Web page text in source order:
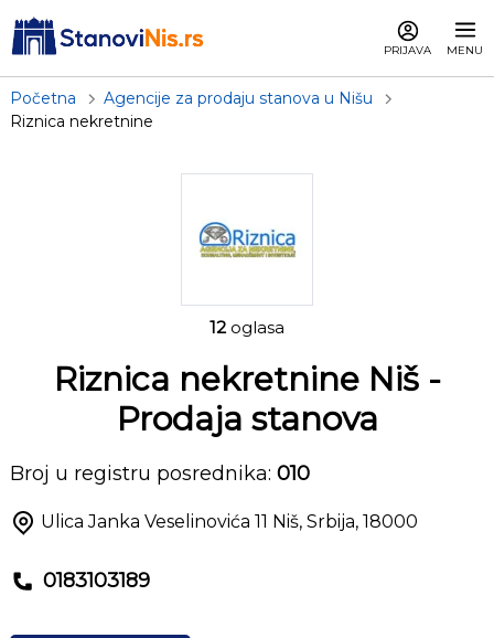
PRIJAVA MENU
Početna
Agencije za prodaju stanova u Nišu
Riznica nekretnine
12 oglasa
Riznica nekretnine Niš-
Prodaja stanova
Broj u registru posrednika: 010
Ulica Janka Veselinovića 11 Niš, Srbija, 18000
0183103189